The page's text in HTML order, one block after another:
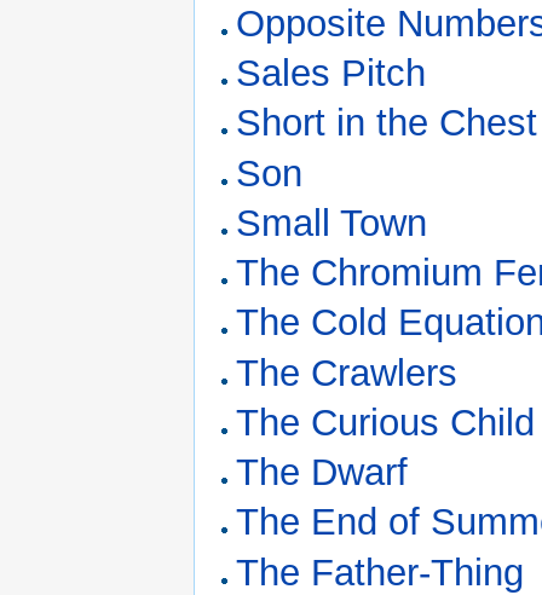
Opposite
Sales Pitch
Short in the Chest
Son
Small Town
The Chromium
The Cold
The Crawlers
The Curious Child
The Dwarf
The End of
The Father-Thing